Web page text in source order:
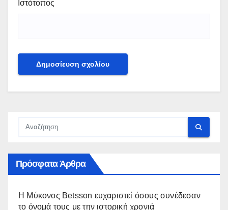
Ιστότοπος
Πρόσφατα Άρθρα
Η Μύκονος Betsson ευχαριστεί όσους συνέδεσαν
το όνομά τους με την ιστορική χρονιά